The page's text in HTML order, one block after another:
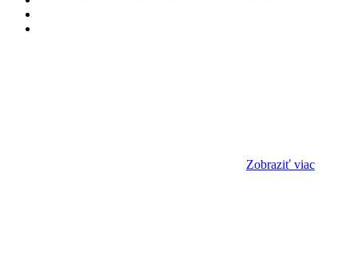
Zobraziť viac